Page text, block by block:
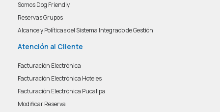
Somos Dog Friendly
Reservas Grupos
Alcance y Políticas del Sistema Integrado de Gestión
Atención al Cliente
Facturación Electrónica
Facturación Electrónica Hoteles
Facturación Electrónica Pucallpa
Modificar Reserva